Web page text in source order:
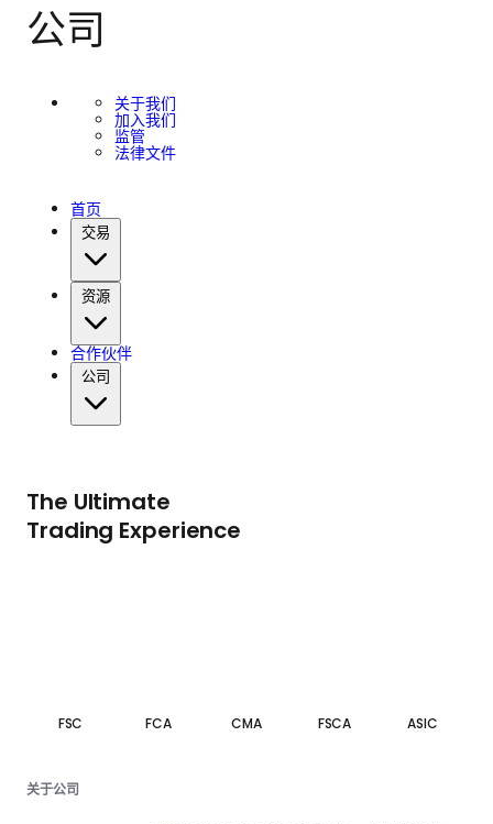
公司
关于我们
加入我们
监管
法律文件
首页
交易
资源
合作伙伴
公司
The Ultimate
Trading Experience
FSC FCA CMA FSCA ASIC
关于公司